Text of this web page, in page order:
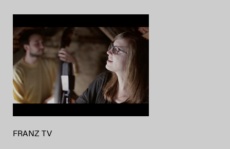
FRANZ TV